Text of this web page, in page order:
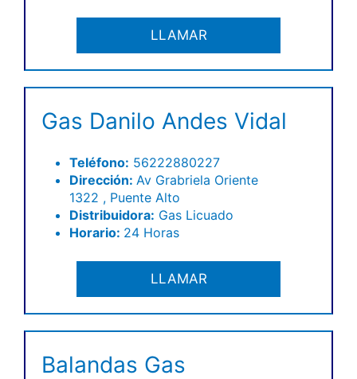
LLAMAR
Gas Danilo Andes Vidal
Teléfono: 56222880227
Dirección: Av Grabriela Oriente
1322 , Puente Alto
Distribuidora: Gas Licuado
Horario: 24 Horas
LLAMAR
Balandas Gas